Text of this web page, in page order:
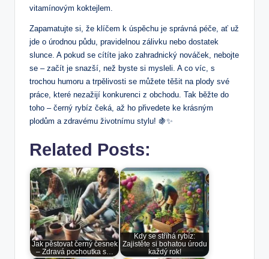
vitamínovým koktejlem.
Zapamatujte si, že klíčem k úspěchu je správná péče, ať už
jde o úrodnou půdu, pravidelnou zálivku nebo dostatek
slunce. A pokud se cítíte jako zahradnický nováček, nebojte
se – začít je snazší, než byste si mysleli. A co víc, s
trochou humoru a trpělivosti se můžete těšit na plody své
práce, které nezažijí konkurenci z obchodu. Tak běžte do
toho – černý rybíz čeká, až ho přivedete ke krásným
plodům a zdravému životnímu stylu! 🍇✨
Related Posts:
Jak pěstovat černý česnek
– Zdravá pochoutka s…
Kdy se stříhá rybíz:
Zajistěte si bohatou úrodu
každý rok!